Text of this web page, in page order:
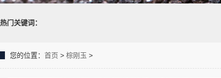
热门关键词：
您的位置： 首页 > 棕刚玉 >